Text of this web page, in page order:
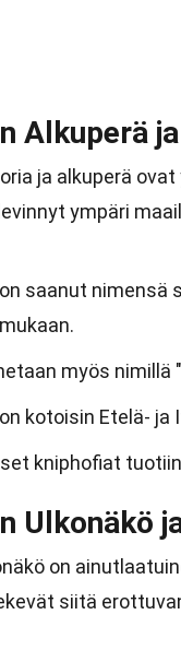
Alkuperä
ja alkuperä
ympäri
saanut nimensä
myös nimillä
kotoisin Etelä- ja
kniphofiat
Ulkonäkö
on
siitä